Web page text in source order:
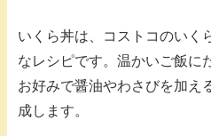
いくら丼は、コストコのいく
なレシピです。温かいご飯に
お好みで醤油やわさびを加え
成します。